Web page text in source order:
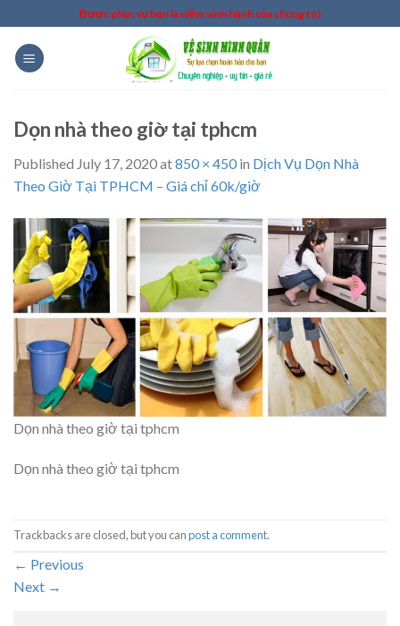
to
content
Được phục vụ bạn là niềm vinh hạnh của chúng tôi
Dọn nhà theo giờ tại tphcm
Published July 17, 2020at850 × 450in Dịch Vụ Dọn Nhà
Theo Giờ Tại TPHCM – Giá chỉ 60k/giờ
Dọn nhà theo giờ tại tphcm
Dọn nhà theo giờ tại tphcm
Trackbacks are closed, but you canpost a comment.
← Previous
Next →